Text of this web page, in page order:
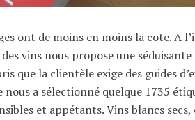
ont de moins en moins la cote. A
vins nous propose une
que la clientèle exige des guides
a sélectionné quelque 1735
et appétants. Vins blancs secs,